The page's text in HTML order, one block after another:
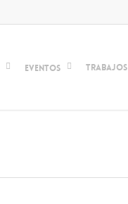
Eventos Trabajos